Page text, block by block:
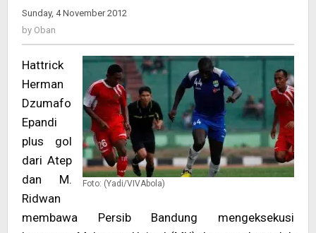
Sunday, 4 November 2012
by Oban
Foto: (Yadi/VIVAbola)
Hattrick
Herman
Dzumafo
Epandi
plus gol
dari Atep
dan M.
Ridwan
membawa Persib Bandung mengeksekusi